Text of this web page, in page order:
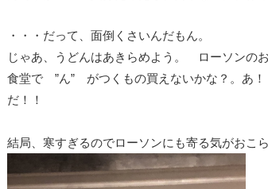
・・・だって、面倒くさいんだもん。
じゃあ、うどんはあきらめよう。 ローソンの
食堂で ”ん” がつくもの買えないかな？。あ
だ！！
結局、寒すぎるのでローソンにも寄る気がおこら